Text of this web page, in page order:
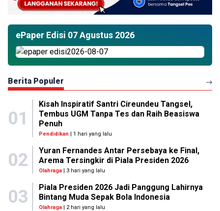
ePaper Edisi 07 Agustus 2026
Berita Populer
01
Kisah Inspiratif Santri Cireundeu Tangsel,
Tembus UGM Tanpa Tes dan Raih Beasiswa
Penuh
Pendidikan | 1 hari yang lalu
02
Yuran Fernandes Antar Persebaya ke Final,
Arema Tersingkir di Piala Presiden 2026
Olahraga| 3 hari yang lalu
03
Piala Presiden 2026 Jadi Panggung Lahirnya
Bintang Muda Sepak Bola Indonesia
Olahraga| 2 hari yang lalu